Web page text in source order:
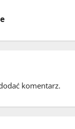
komentarz.